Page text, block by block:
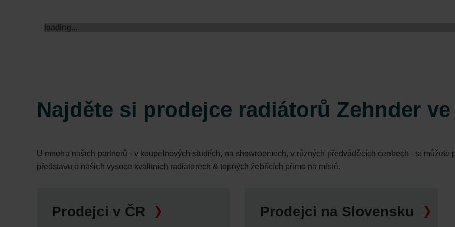
loading...
Najděte si prodejce radiátorů Zehnder
U mnoha našich partnerů - v koupelnových studiích, na showroomech, v různých předváděcích centrech - si
představu o našich vysoce kvalitních radiátorech & topných žebřících přímo na místě.
Prodejci v ČR Prodejci na Slovensku